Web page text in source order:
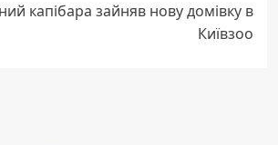
капібара зайняв нову домівку в
Київзоо